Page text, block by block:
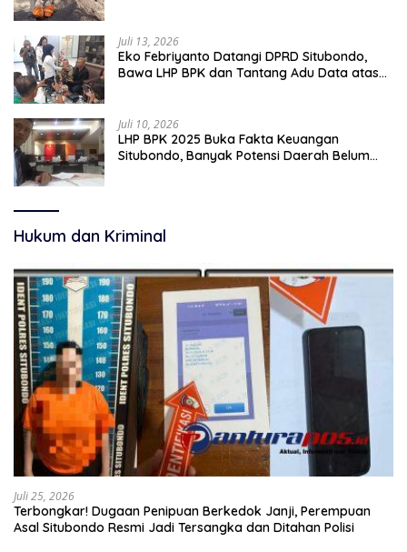
Juli 13, 2026
Eko Febriyanto Datangi DPRD Situbondo,
Bawa LHP BPK dan Tantang Adu Data atas
Juli 10, 2026
LHP BPK 2025 Buka Fakta Keuangan
Situbondo, Banyak Potensi Daerah Belum
Hukum dan Kriminal
Juli 25, 2026
Terbongkar! Dugaan Penipuan Berkedok Janji, Perempuan
Asal Situbondo Resmi Jadi Tersangka dan Ditahan Polisi